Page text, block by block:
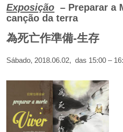
Exposição – Preparar a
canção da terra
為死亡作準備-生存
Sábado, 2018.06.02, das 15:00 –